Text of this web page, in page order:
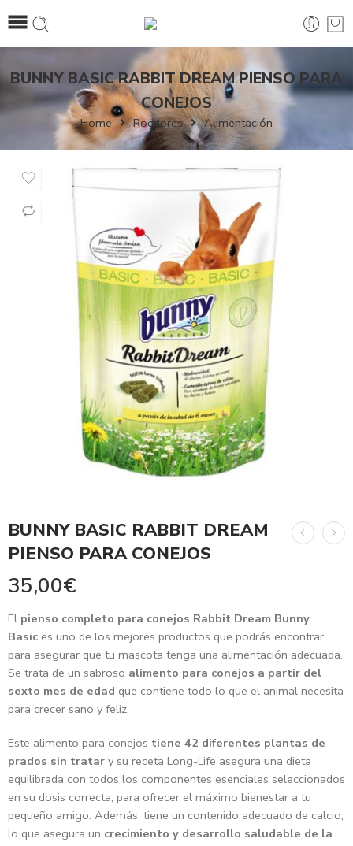
BUNNY BASIC RABBIT DREAM PIENSO PARA
CONEJOS
Home Roedores Alimentación
BUNNY BASIC RABBIT DREAM
PIENSO PARA CONEJOS
35,00€
El pienso completo para conejos Rabbit Dream Bunny
Basic es uno de los mejores productos que podrás encontrar
para asegurar que tu mascota tenga una alimentación adecuada.
Se trata de un sabroso alimento para conejos a partir del
sexto mes de edad que contiene todo lo que el animal necesita
para crecer sano y feliz.
Este alimento para conejos tiene 42 diferentes plantas de
prados sin tratar y su receta Long-Life asegura una dieta
equilibrada con todos los componentes esenciales seleccionados
en su dosis correcta, para ofrecer el máximo bienestar a tu
pequeño amigo. Además, tiene un contenido adecuado de calcio,
lo que asegura un crecimiento y desarrollo saludable de la